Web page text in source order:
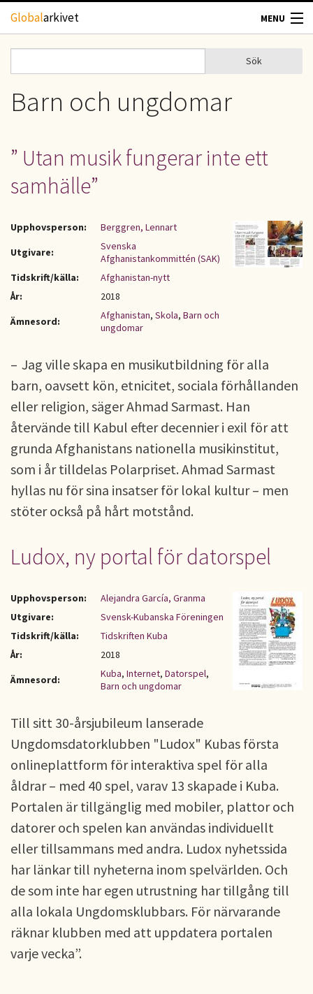
Hoppa till huvudinnehåll
Globalarkivet MENU
TIDSKRIFTER
UPPHOVSRÄTT
Sökformulär
Sök
Barn och ungdomar
” Utan musik fungerar inte ett
samhälle”
Upphovsperson:
Berggren, Lennart
Utgivare:
Svenska
Afghanistankommittén (SAK)
Tidskrift/källa:
Afghanistan-nytt
År:
2018
Ämnesord:
Afghanistan, Skola, Barn och
ungdomar
– Jag ville skapa en musikutbildning för alla
barn, oavsett kön, etnicitet, sociala förhållanden
eller religion, säger Ahmad Sarmast. Han
återvände till Kabul efter decennier i exil för att
grunda Afghanistans nationella musikinstitut,
som i år tilldelas Polarpriset. Ahmad Sarmast
hyllas nu för sina insatser för lokal kultur – men
stöter också på hårt motstånd.
Ludox, ny portal för datorspel
Upphovsperson:
Alejandra García, Granma
Utgivare:
Svensk-Kubanska Föreningen
Tidskrift/källa:
Tidskriften Kuba
År:
2018
Ämnesord:
Kuba, Internet, Datorspel,
Barn och ungdomar
Till sitt 30-årsjubileum lanserade
Ungdomsdatorklubben "Ludox" Kubas första
onlineplattform för interaktiva spel för alla
åldrar – med 40 spel, varav 13 skapade i Kuba.
Portalen är tillgänglig med mobiler, plattor och
datorer och spelen kan användas individuellt
eller tillsammans med andra. Ludox nyhetssida
har länkar till nyheterna inom spelvärlden. Och
de som inte har egen utrustning har tillgång till
alla lokala Ungdomsklubbars. För närvarande
räknar klubben med att uppdatera portalen
varje vecka”.